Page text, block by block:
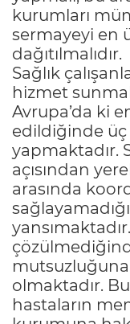
kurumları
sermayeyi en
dağıtılmalıdır.
Sağlık
hizmet
Avrupa’da ki
edildiğinde üç
yapmaktadır.
açısından
arasında
mutsuzluğuna
olmaktadır.
hastaların